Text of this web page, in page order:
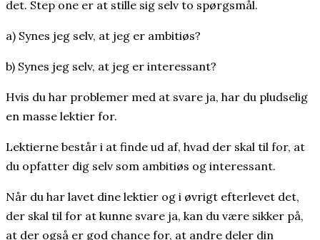
det. Step one er at stille sig selv to spørgsmål.
a) Synes jeg selv, at jeg er ambitiøs?
b) Synes jeg selv, at jeg er interessant?
Hvis du har problemer med at svare ja, har du pludselig
en masse lektier for.
Lektierne består i at finde ud af, hvad der skal til for, at
du opfatter dig selv som ambitiøs og interessant.
Når du har lavet dine lektier og i øvrigt efterlevet det,
der skal til for at kunne svare ja, kan du være sikker på,
at der også er god chance for, at andre deler din